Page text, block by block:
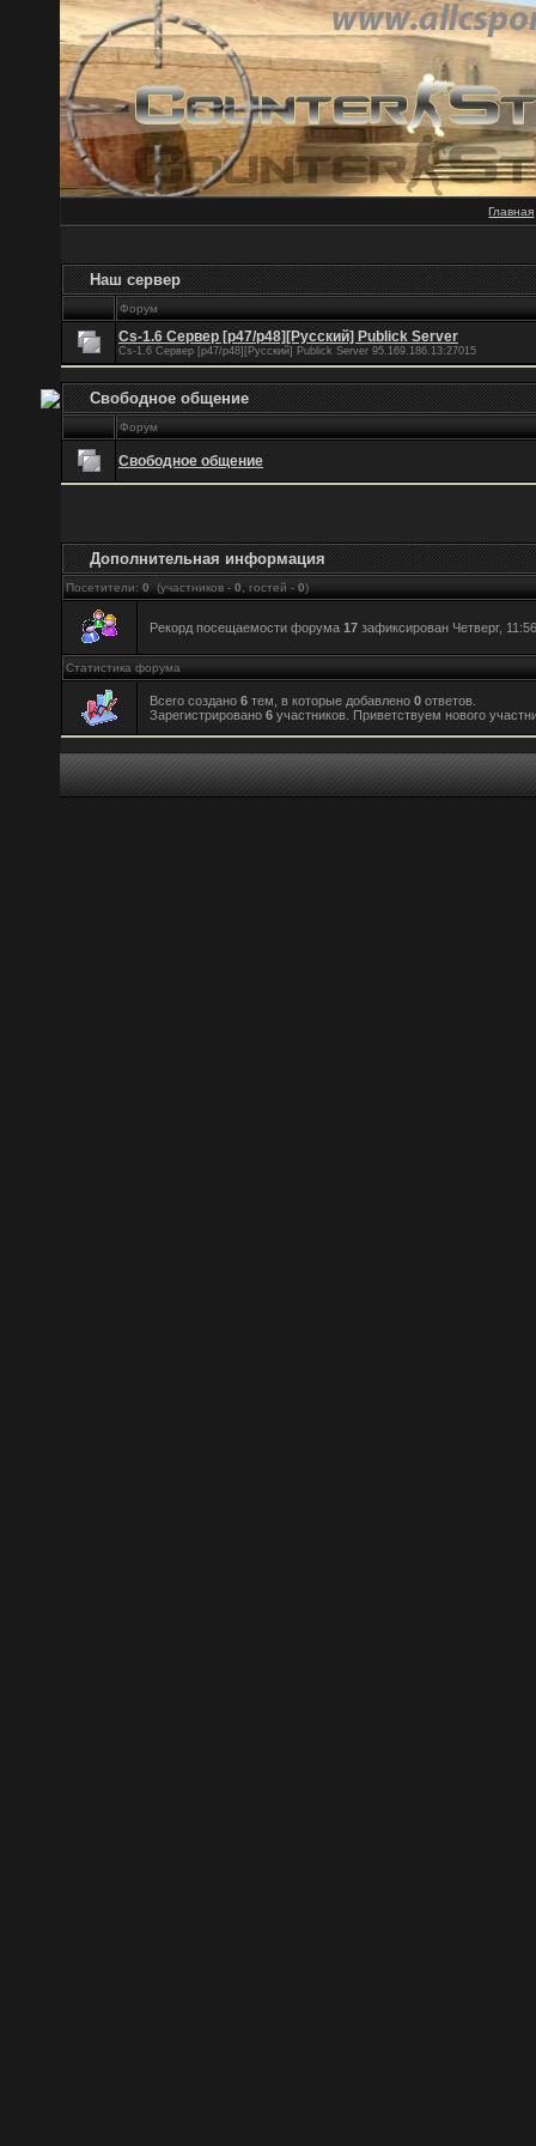
Главная
Наш сервер
Форум
Cs-1.6 Сервер [p47/p48][Русский] Publick Server
Cs-1.6 Сервер [p47/p48][Русский] Publick Server 95.169.186.13:27015
Свободное общение
Форум
Свободное общение
Дополнительная информация
Посетители: 0 (участников - 0 , гостей - 0)
Рекорд посещаемости форума 17 зафиксирован Четверг,
Статистика форума
Всего создано 6 тем, в которые добавлено 0 ответов.
Зарегистрировано 6 участников. Приветствуем нового